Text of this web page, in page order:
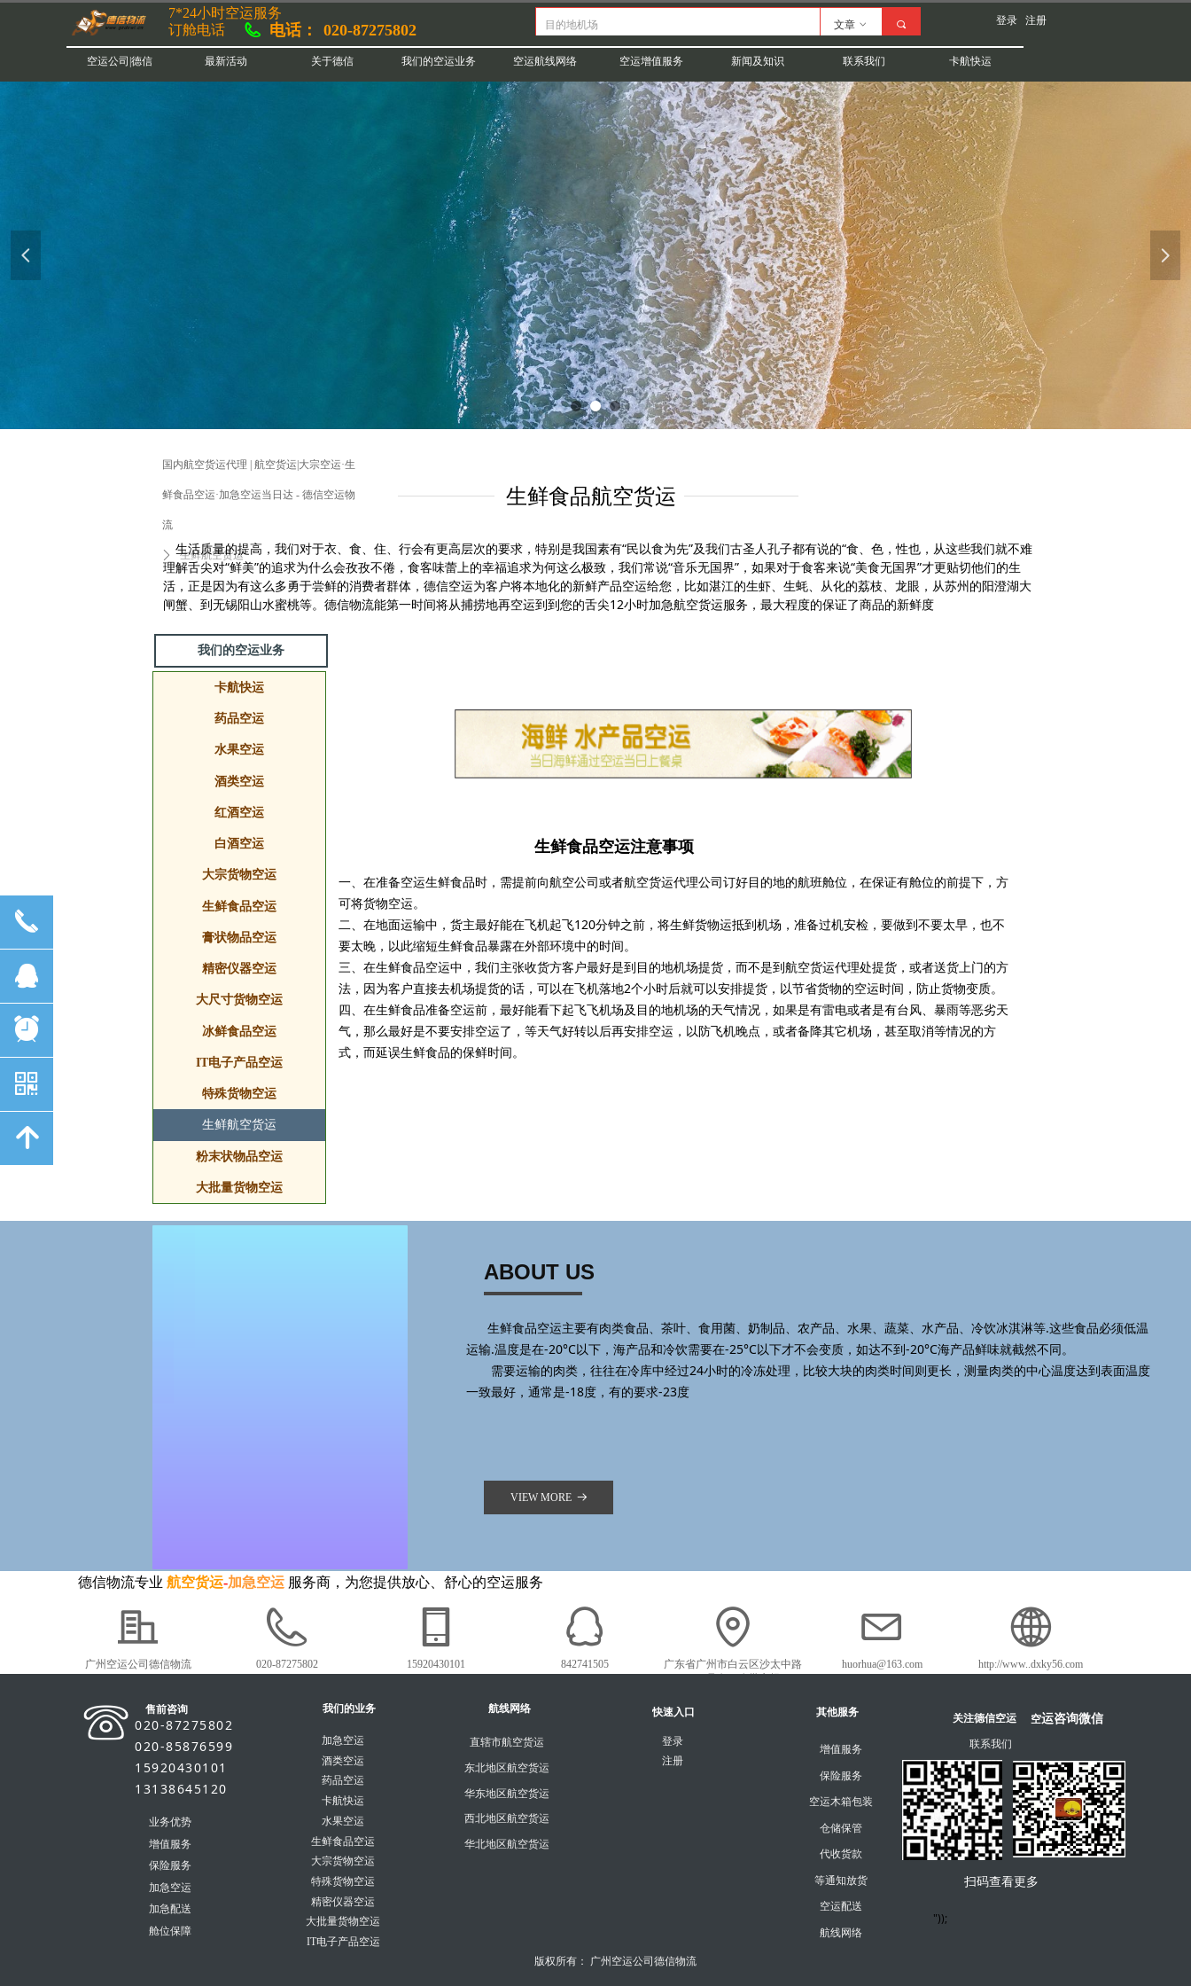
끠
文章 ꀁ
空运公司|德信 最新活动 关于德信 我们的空运业务 空运航线网络 空运增值服务 新闻及知识 联系我们 卡航快运
登录 注册
7*24小时空运服务
订舱电话
电话： 020-87275802
国内航空货运代理 | 航空货运|大宗空运·生
鲜食品空运·加急空运当日达 - 德信空运物
流
ꄲ 生鲜航空货运
넳 넲
生活质量的提高，我们对于衣、食、住、行会有更高层次的要求，特别是我国素有“民以食为先”及我们古圣人孔子都有说的“食、色，性也，从这些我们就不难
理解舌尖对“鲜美”的追求为什么会孜孜不倦，食客味蕾上的幸福追求为何这么极致，我们常说“音乐无国界”，如果对于食客来说“美食无国界”才更贴切他们的生
活，正是因为有这么多勇于尝鲜的消费者群体，德信空运为客户将本地化的新鲜产品空运给您，比如湛江的生虾、生蚝、从化的荔枝、龙眼，从苏州的阳澄湖大
闸蟹、到无锡阳山水蜜桃等。德信物流能第一时间将从捕捞地再空运到到您的舌尖12小时加急航空货运服务，最大程度的保证了商品的新鲜度
生鲜食品航空货运
ABOUT US
VIEW MORE 뀠
生鲜食品空运主要有肉类食品、茶叶、食用菌、奶制品、农产品、水果、蔬菜、水产品、冷饮冰淇淋等.这些食品必须低温
运输.温度是在-20°C以下，海产品和冷饮需要在-25°C以下才不会变质，如达不到-20°C海产品鲜味就截然不同。
需要运输的肉类，往往在冷库中经过24小时的冷冻处理，比较大块的肉类时间则更长，测量肉类的中心温度达到表面温度
一致最好，通常是-18度，有的要求-23度
生鲜食品空运注意事项
一、在准备空运生鲜食品时，需提前向航空公司或者航空货运代理公司订好目的地的航班舱位，在保证有舱位的前提下，方
可将货物空运。
二、在地面运输中，货主最好能在飞机起飞120分钟之前，将生鲜货物运抵到机场，准备过机安检，要做到不要太早，也不
要太晚，以此缩短生鲜食品暴露在外部环境中的时间。
三、在生鲜食品空运中，我们主张收货方客户最好是到目的地机场提货，而不是到航空货运代理处提货，或者送货上门的方
法，因为客户直接去机场提货的话，可以在飞机落地2个小时后就可以安排提货，以节省货物的空运时间，防止货物变质。
四、在生鲜食品准备空运前，最好能看下起飞飞机场及目的地机场的天气情况，如果是有雷电或者是有台风、暴雨等恶劣天
气，那么最好是不要安排空运了，等天气好转以后再安排空运，以防飞机晚点，或者备降其它机场，甚至取消等情况的方
式，而延误生鲜食品的保鲜时间。
卡航快运
卡航快运
药品空运
药品空运
水果空运
水果空运
酒类空运
酒类空运
红酒空运
红酒空运
白酒空运
白酒空运
大宗货物空运
大宗货物空运
生鲜食品空运
生鲜食品空运
膏状物品空运
膏状物品空运
精密仪器空运
精密仪器空运
大尺寸货物空运
大尺寸货物空运
冰鲜食品空运
冰鲜食品空运
IT电子产品空运
IT电子产品空运
特殊货物空运
特殊货物空运
生鲜航空货运
生鲜航空货运
粉末状物品空运
粉末状物品空运
大批量货物空运
大批量货物空运
我们的空运业务
加急空运
酒类空运
药品空运
卡航快运
水果空运
生鲜食品空运
大宗货物空运
特殊货物空运
精密仪器空运
大批量货物空运
IT电子产品空运
我们的业务
直辖市航空货运
东北地区航空货运
华东地区航空货运
西北地区航空货运
华北地区航空货运
航线网络
登录
注册
快速入口
增值服务
保险服务
空运木箱包装
仓储保管
代收货款
等通知放货
空运配送
航线网络
其他服务
联系我们
关注德信空运
业务优势
增值服务
保险服务
加急空运
加急配送
舱位保障
售前咨询
020-87275802
020-85876599
15920430101
13138645120
扫码查看更多
空运咨询微信
"));
版权所有： 广州空运公司德信物流
广州空运公司德信物流 020-87275802 15920430101 842741505
广东省广州市白云区沙太中路
huorhua@163.com http://www..dxky56.com
德信物流专业 航空货运-加急空运 服务商，为您提供放心、舒心的空运服务
끅
뀩
뀥
낃
녕